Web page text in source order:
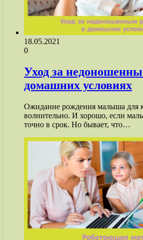
18.05.2021
0
Уход за
домашних условиях
Ожидание рождения малыша
волнительно. И хорошо, если
точно в срок. Но бывает, что…